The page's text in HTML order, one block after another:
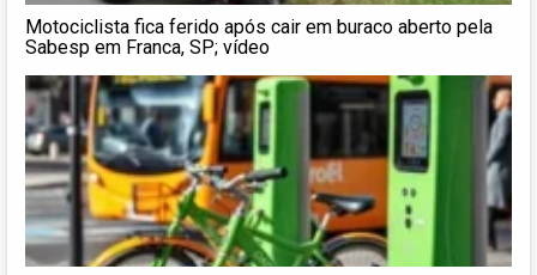
Motociclista fica ferido após cair em buraco aberto pela
Sabesp em Franca, SP; vídeo